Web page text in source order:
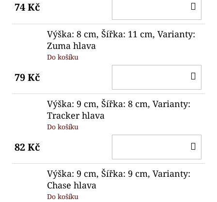
74 Kč
Výška: 8 cm, Šířka: 11 cm, Varianty:
Zuma hlava
Do košíku
79 Kč
Výška: 9 cm, Šířka: 8 cm, Varianty:
Tracker hlava
Do košíku
82 Kč
Výška: 9 cm, Šířka: 9 cm, Varianty:
Chase hlava
Do košíku